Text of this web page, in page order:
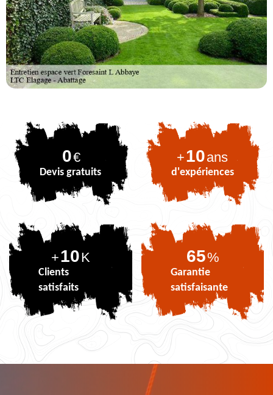
0€
Devis gratuits
+10ans
d'expériences
+10K
Clients
satisfaits
80%
Garantie
satisfaisante